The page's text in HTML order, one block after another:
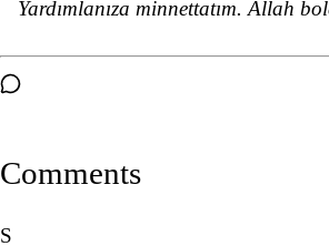
Yardımlanıza minnettatım. Allah
Comments
S